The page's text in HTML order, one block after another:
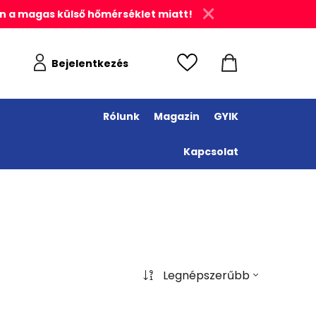
a magas külső hőmérséklet miatt!
Bejelentkezés
Rólunk Magazin GYIK
Kapcsolat
Legnépszerűbb